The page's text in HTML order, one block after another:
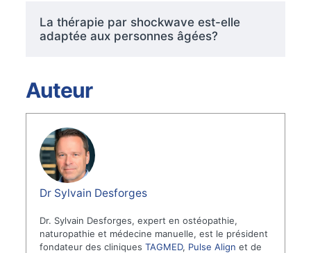
La thérapie par shockwave est-elle
adaptée aux personnes âgées?
Auteur
Dr Sylvain Desforges
Dr. Sylvain Desforges, expert en ostéopathie,
naturopathie et médecine manuelle, est le président
fondateur des cliniquesTAGMED, Pulse Align et de